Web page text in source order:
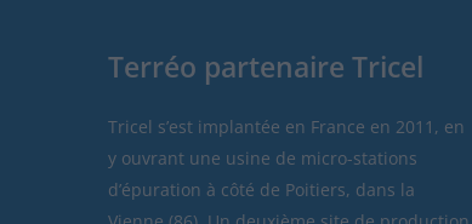
Terréo partenaire Tricel
Tricel s’est implantée en France en 2011, en
y ouvrant une usine de micro-stations
d’épuration à côté de Poitiers, dans la